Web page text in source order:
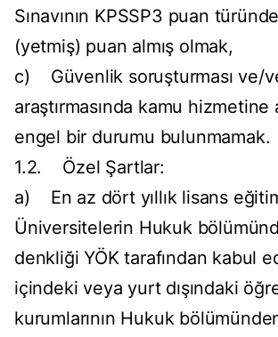
Sınavının KPSSP3 puan
(yetmiş) puan almış olmak,
c) Güvenlik soruşturması ve/
araştırmasında kamu hizmetine
engel bir durumu bulunmamak.
1.2. Özel Şartlar:
a) En az dört yıllık lisans
Üniversitelerin Hukuk
denkliği YÖK tarafından kabul
içindeki veya yurt dışındaki
kurumlarının Hukuk